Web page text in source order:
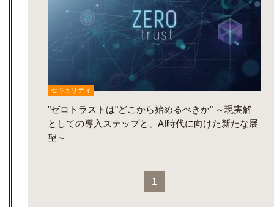
セキュリティ
"ゼロトラストは"どこから始めるべきか" ～現実解
としての導入ステップと、AI時代に向けた新たな展
望～
1